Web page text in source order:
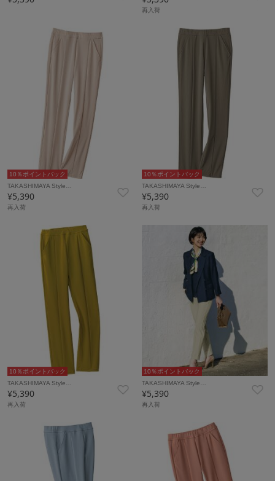
再入荷
10％ポイントバック
TAKASHIMAYA Style…
¥5,390
再入荷
10％ポイントバック
TAKASHIMAYA Style…
¥5,390
再入荷
10％ポイントバック
TAKASHIMAYA Style…
¥5,390
再入荷
10％ポイントバック
TAKASHIMAYA Style…
¥5,390
再入荷